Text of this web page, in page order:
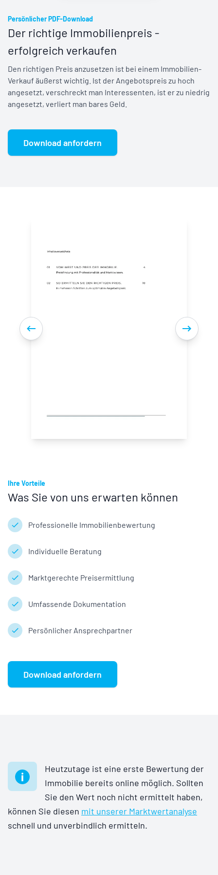
Persönlicher PDF-Download
Der richtige Immobilienpreis -
erfolgreich verkaufen
Den richtigen Preis anzusetzen ist bei einem Immobilien-
Verkauf äußerst wichtig. Ist der Angebotspreis zu hoch
angesetzt, verschreckt man Interessenten, ist er zu niedrig
angesetzt, verliert man bares Geld.
Download anfordern
Ihre Vorteile
Was Sie von uns erwarten können
Professionelle Immobilienbewertung
Individuelle Beratung
Marktgerechte Preisermittlung
Umfassende Dokumentation
Persönlicher Ansprechpartner
Download anfordern
Heutzutage ist eine erste Bewertung der
Immobilie bereits online möglich. Sollten
Sie den Wert noch nicht ermittelt haben,
können Sie diesen mit unserer Marktwertanalyse
schnell und unverbindlich ermitteln.